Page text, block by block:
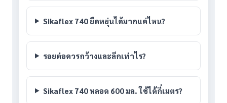
Sikaflex 740 ยืดหยุ่นได้มากแค่ไหน?
รอยต่อควรกว้างและลึกเท่าไร?
Sikaflex 740 หลอด 600 มล. ใช้ได้กี่เมตร?